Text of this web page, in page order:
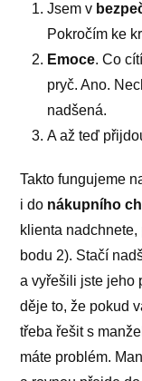
Jsem v
Pokročím ke
Emoce. Co
pryč. Ano.
nadšená.
A až teď
Takto fungujeme
i do nákupního
klienta
bodu 2). Stačí
a vyřešili jste jeho
děje to, že pokud
třeba řešit s
máte problém.